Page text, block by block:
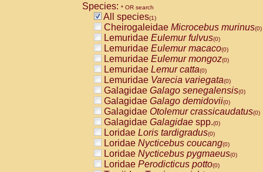
CebidaeCebus capucinus
CebidaeCebus nigrivittatus
CebidaeCebus spp.(0)
CebidaeSaimiri boliviensis(0)
CebidaeSaimiri sciureus(0)
AtelidaeAlouatta caraya(0)
AtelidaeAlouatta fusca(0)
AtelidaeAlouatta seniculus(0)
AtelidaeAlouattaspp.(0)
AtelidaeAteles belzebuth(0)
AtelidaeAteles geoffroyi(0)
AtelidaeAteles paniscus(0)
AtelidaeAtelesspp.(0)
AtelidaeLagothrix lagothricha(0)
AtelidaeLagothrix lagothricha cana
PitheciidaeCacajao calvus
Species: * OR search
All species(1)
Cheirogaleidae Microcebus murinus(0)
Lemuridae Eulemur fulvus(0)
Lemuridae Eulemur macaco(0)
Lemuridae Eulemur mongoz(0)
Lemuridae Lemur catta(0)
Lemuridae Varecia variegata(0)
Galagidae Galago senegalensis(0)
Galagidae Galago demidovii(0)
Galagidae Otolemur crassicaudatus(0)
Galagidae Galagidae spp.(0)
Loridae Loris tardigradus(0)
Loridae Nycticebus coucang(0)
Loridae Nycticebus pygmaeus(0)
Loridae Perodicticus potto(0)